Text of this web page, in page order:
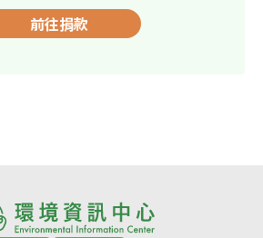
前往捐款